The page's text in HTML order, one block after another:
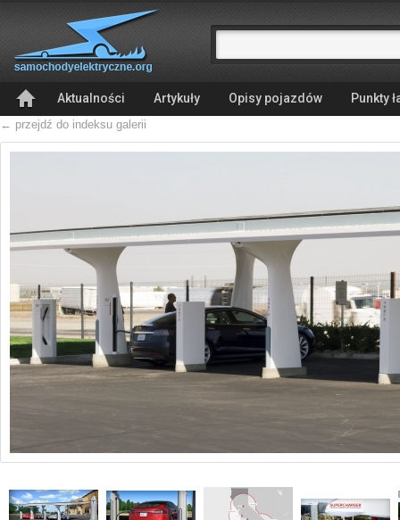
Aktualności Artykuły Opisy pojazdów Punkty
← przejdź do indeksu galerii